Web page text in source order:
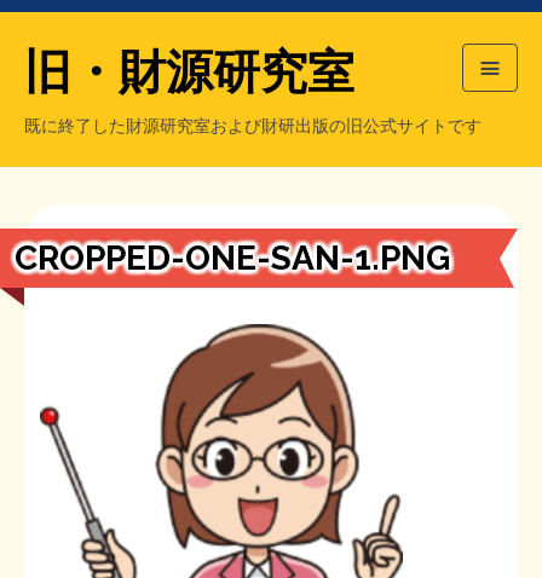
【国の、本当の】財源チラシ／旧・財源研究室
シン財源はあなたです／合同誌／旧・サブカル分室
日本経済を解説するヤンキー／MIHANAマンガ／旧・財研出版
もっと知りたい方へ
マネクリ戦士 RED & BLACK
MMTの学習資料
旧・財源研究室
既に終了した財源研究室および財研出版の旧公式サイトです
チラシ発行部数
会計報告
旧・財研出版について
会計報告
CROPPED-ONE-SAN-1.PNG